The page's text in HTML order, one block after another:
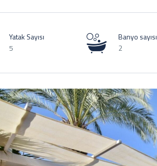
Yatak Sayısı
5
Banyo sayısı
2